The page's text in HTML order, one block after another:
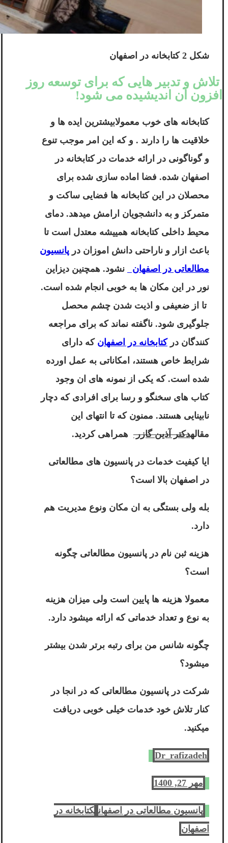
شکل 2 کتابخانه در اصفهان
تلاش و تدبیر هایی که برای توسعه روز
افزون آن اندیشیده می شود!
کتابخانه های خوب معمولابیشترین ایده ها و
خلاقیت ها را دارند . و که این امر موجب تنوع
و گوناگونی در ارائه خدمات در کتابخانه در
اصفهان شده. فضا اماده سازی شده برای
محصلان در این کتابخانه ها فضایی ساکت و
متمرکز و به دانشجویان ارامش میدهد. دمای
محیط داخلی کتابخانه همییشه معتدل است تا
باعث ازار و ناراحتی دانش اموزان در پانسیون
مطالعاتی در اصفهان
نشود. همچنین دیزاین
نور در این مکان ها به خوبی انجام شده است.
تا از ضعیفی و اذیت شدن چشم محصل
جلوگیری شود. ناگفته نماند که برای مراجعه
کنندگان درکتابخانه در اصفهان که دارای
شرایط خاص هستند، امکاناتی به عمل اورده
شده است. که یکی از نمونه های ان وجود
کتاب های سخنگو و رسا برای افرادی که دچار
نابینایی هستند. ممنون که تا انتهای این
مقالهدکتر آذین گازر همراهی کردید.
ایا کیفیت خدمات در پانسیون های مطالعاتی
در اصفهان بالا است؟
بله ولی بستگی به ان مکان ونوع مدیریت هم
دارد.
هزینه ثبن نام در پانسیون مطالعاتی چگونه
است؟
معمولا هزینه ها پایین است ولی میزان هزینه
به نوع و تعداد خدماتی که ارائه میشود دارد.
چگونه شانس من برای رتبه برتر شدن بیشتر
میشود؟
شرکت در پانسیون مطالعاتی که در انجا در
کنار تلاش خود خدمات خیلی خوبی دریافت
میکنید.
Dr_rafizadeh
مهر 27, 1400
پانسیون مطالعاتی در اصفهان کتابخانه در
اصفهان